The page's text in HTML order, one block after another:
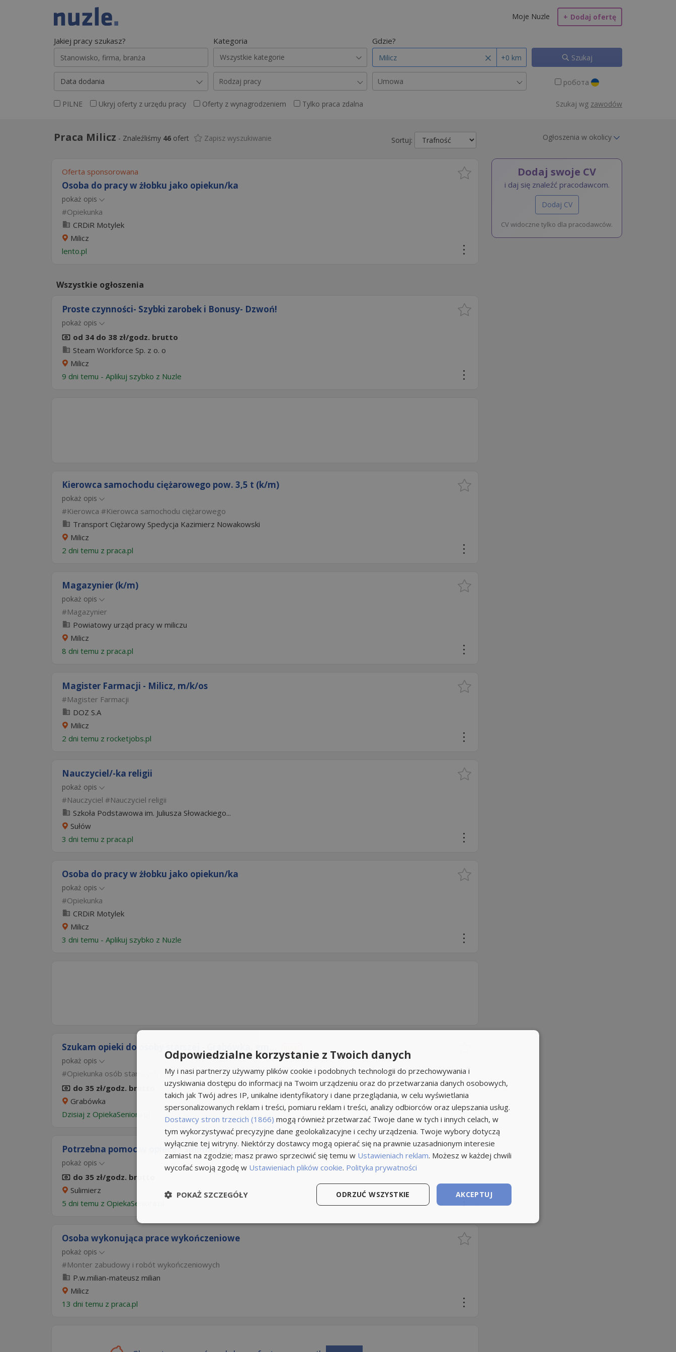
+ Dodaj ofertę
Moje Nuzle
Jakiej pracy szukasz? Kategoria
Wszystkie kategorie
Gdzie?
+0 km Szukaj
Data dodania Rodzaj pracy Umowa робота
PILNE Ukryj oferty z urzędu pracy Oferty z wynagrodzeniem Tylko praca zdalna Szukaj wg zawodów
Sortuj:
Zapisz wyszukiwanie
Praca Milicz - Znaleźliśmy 46 ofert Ogłoszenia w okolicy
Oferta sponsorowana
Osoba do pracy w żłobku jako opiekun/ka
pokaż opis
Opiekunka
CRDiR Motylek
Milicz
lento.pl
Wszystkie ogłoszenia
Proste czynności- Szybki zarobek i Bonusy- Dzwoń!
pokaż opis
od 34 do 38 zł/godz. brutto
Steam Workforce Sp. z o. o
Milicz
9 dni temu - Aplikuj szybko z Nuzle
Kierowca samochodu ciężarowego pow. 3,5 t (k/m)
pokaż opis
Kierowca
Kierowca samochodu ciężarowego
Transport Ciężarowy Spedycja Kazimierz Nowakowski
Milicz
2 dni temu z praca.pl
Magazynier (k/m)
pokaż opis
Magazynier
Powiatowy urząd pracy w miliczu
Milicz
8 dni temu z praca.pl
Magister Farmacji - Milicz, m/k/os
Magister Farmacji
DOZ S.A
Milicz
2 dni temu z rocketjobs.pl
Nauczyciel/-ka religii
pokaż opis
Nauczyciel
Nauczyciel religii
Szkoła Podstawowa im. Juliusza Słowackiego...
Sułów
3 dni temu z praca.pl
Osoba do pracy w żłobku jako opiekun/ka
pokaż opis
Opiekunka
CRDiR Motylek
Milicz
3 dni temu - Aplikuj szybko z Nuzle
Szukam opieki do osoby starszej - Grabówka, gm...
pokaż opis
Opiekunka osób starszych
do 35 zł/godz. brutto
Grabówka
Dzisiaj z OpiekaSeniora.pl
Potrzebna pomoc w opiece - Sulimierz, gm. Myślibórz...
pokaż opis
do 35 zł/godz. brutto
Sulimierz
5 dni temu z OpiekaSeniora.pl
Osoba wykonująca prace wykończeniowe
pokaż opis
Monter zabudowy i robót wykończeniowych
P.w.milian-mateusz milian
Milicz
13 dni temu z praca.pl
Dodaj swoje CV
i daj się znaleźć pracodawcom.
Dodaj CV
CV widoczne tylko dla pracodawców.
Odpowiedzialne korzystanie z Twoich danych
My i nasi partnerzy używamy plików cookie i podobnych technologii do przechowywania i
uzyskiwania dostępu do informacji na Twoim urządzeniu oraz do przetwarzania danych osobowych,
takich jak Twój adres IP, unikalne identyfikatory i dane przeglądania, w celu wyświetlania
spersonalizowanych reklam i treści, pomiaru reklam i treści, analizy odbiorców oraz ulepszania usług.
Dostawcy stron trzecich (1866) mogą również przetwarzać Twoje dane w tych i innych celach, w
tym wykorzystywać precyzyjne dane geolokalizacyjne i cechy urządzenia. Twoje wybory dotyczą
wyłącznie tej witryny. Niektórzy dostawcy mogą opierać się na prawnie uzasadnionym interesie
zamiast na zgodzie; masz prawo sprzeciwić się temu w Ustawieniach reklam. Możesz w każdej chwili
wycofać swoją zgodę w Ustawieniach plików cookie. Polityka prywatności
AKCEPTUJ
ODRZUĆ WSZYSTKIE
POKAŻ SZCZEGÓŁY